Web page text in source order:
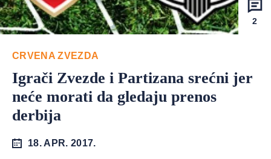
2
CRVENA ZVEZDA
Igrači Zvezde i Partizana srećni jer
neće morati da gledaju prenos
derbija
18. APR. 2017.